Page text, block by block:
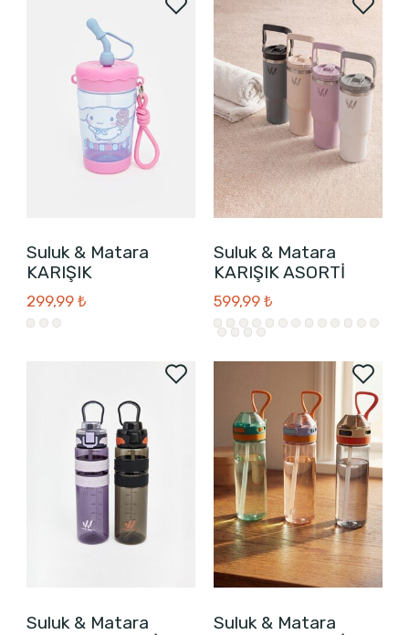
Suluk & Matara
KARIŞIK
299,99 ₺
Suluk & Matara
KARIŞIK ASORTİ
599,99 ₺
Suluk & Matara
Suluk & Matara